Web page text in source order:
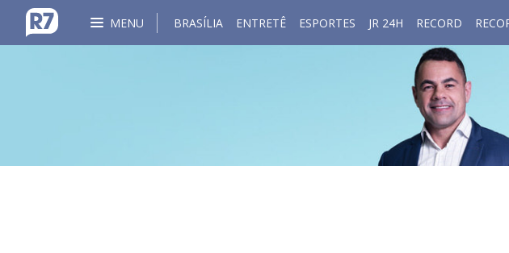
MENU BRASÍLIA ENTRETÊ ESPORTES JR 24H RECORD